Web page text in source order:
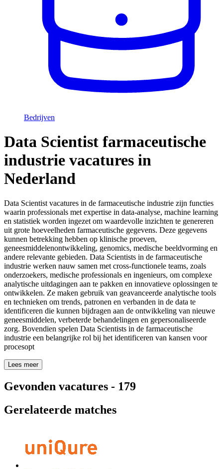
Bedrijven
Data Scientist farmaceutische
industrie vacatures in
Nederland
Data Scientist vacatures in de farmaceutische industrie zijn functies
waarin professionals met expertise in data-analyse, machine learning
en statistiek worden ingezet om waardevolle inzichten te genereren
uit grote hoeveelheden farmaceutische gegevens. Deze gegevens
kunnen betrekking hebben op klinische proeven,
geneesmiddelenontwikkeling, genomics, medische beeldvorming en
andere relevante gebieden. Data Scientists in de farmaceutische
industrie werken nauw samen met cross-functionele teams, zoals
onderzoekers, medische professionals en ingenieurs, om complexe
analytische uitdagingen aan te pakken en innovatieve oplossingen te
ontwikkelen. Ze maken gebruik van geavanceerde analytische tools
en technieken om trends, patronen en verbanden in de data te
identificeren die kunnen bijdragen aan de ontwikkeling van nieuwe
geneesmiddelen, verbeterde behandelingen en gepersonaliseerde
zorg. Bovendien spelen Data Scientists in de farmaceutische
industrie een belangrijke rol bij het identificeren van kansen voor
procesopt
Lees meer
Gevonden vacatures - 179
Gerelateerde matches